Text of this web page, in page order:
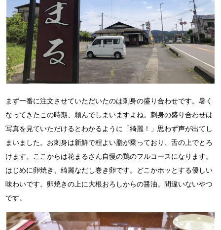
まず一番に注文させていただいたのは刺身の盛り合わせです。暑く
なってきたこの時期、頼んでしまいますよね。刺身の盛り合わせは
写真を見ていただけるとわかるように「綺麗！」思わず声が出てし
まいました。 お刺身は新鮮で程よい脂が乗っており、舌の上でとろ
けます。
ここからは花まるさん自慢の鶏のフルコースになります。
はじめに卵焼き、綺麗なだし巻き卵です。どこかホッとする優しい
味わいです。 卵焼きの上に大根おろしからの醤油。間違いないやつ
です。